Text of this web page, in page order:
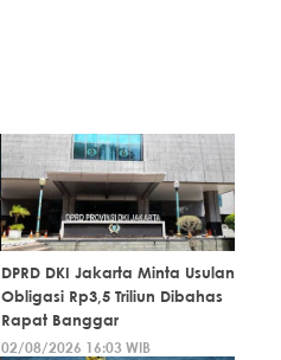
DPRD DKI Jakarta Minta Usulan
Obligasi Rp3,5 Triliun Dibahas
Rapat Banggar
02/08/2026 16:03 WIB